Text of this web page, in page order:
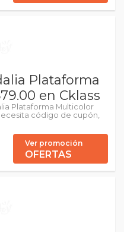
Plataforma
en Cklass
Plataforma Multicolor
código de cupón,
Ver promoción
OFERTAS